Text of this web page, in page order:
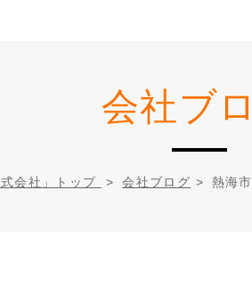
会社ブ
会社」トップ > 会社ブログ > 熱海